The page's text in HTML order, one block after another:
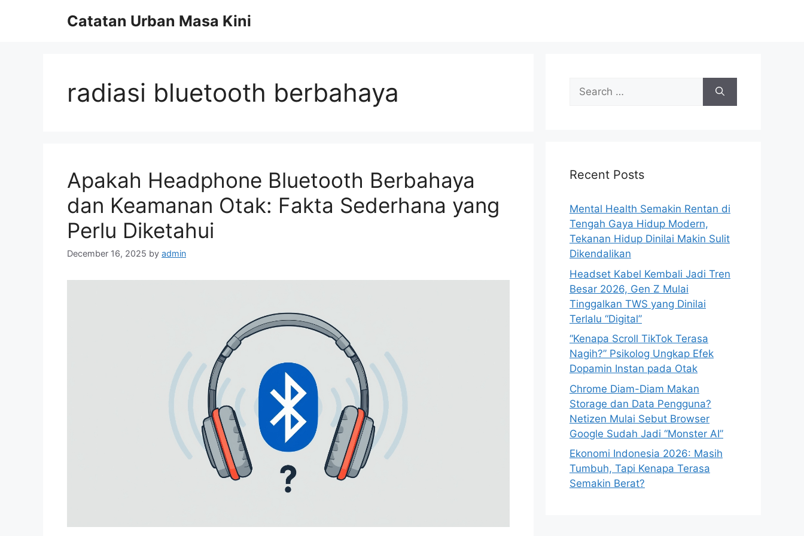
Catatan Urban Masa Kini
radiasi bluetooth berbahaya
Apakah Headphone Bluetooth Berbahaya
dan Keamanan Otak: Fakta Sederhana yang
Perlu Diketahui
December 16, 2025 by admin
f
r
:
Recent Posts
Mental Health Semakin Rentan di
Tengah Gaya Hidup Modern,
Tekanan Hidup Dinilai Makin Sulit
Dikendalikan
Headset Kabel Kembali Jadi Tren
Besar 2026, Gen Z Mulai
Tinggalkan TWS yang Dinilai
Terlalu “Digital”
“Kenapa Scroll TikTok Terasa
Nagih?” Psikolog Ungkap Efek
Dopamin Instan pada Otak
Chrome Diam-Diam Makan
Storage dan Data Pengguna?
Netizen Mulai Sebut Browser
Google Sudah Jadi “Monster AI”
Ekonomi Indonesia 2026: Masih
Tumbuh, Tapi Kenapa Terasa
Semakin Berat?